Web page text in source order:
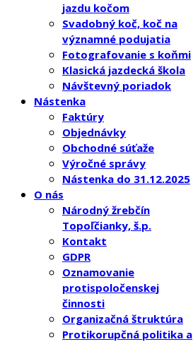
jazdu kočom
Svadobný koč, koč na
významné podujatia
Fotografovanie s koňmi
Klasická jazdecká škola
Návštevný poriadok
Nástenka
Faktúry
Objednávky
Obchodné súťaže
Výročné správy
Nástenka do 31.12.2025
O nás
Národný žrebčín
Topoľčianky, š.p.
Kontakt
GDPR
Oznamovanie
protispoločenskej
činnosti
Organizačná štruktúra
Protikorupčná politika a